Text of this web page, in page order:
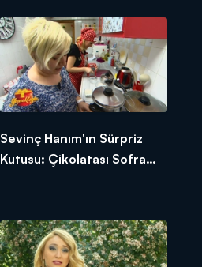
Sevinç Hanım'ın Sürpriz
Kutusu: Çikolatası Sofra